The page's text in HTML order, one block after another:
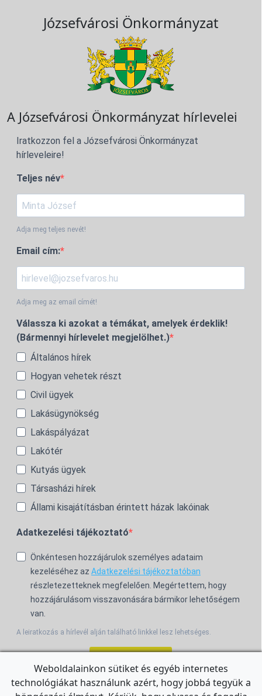
Józsefvárosi Önkormányzat
A Józsefvárosi Önkormányzat hírlevelei
Iratkozzon fel a Józsefvárosi Önkormányzat
hírleveleire!
Teljes név
Adja meg teljes nevét!
Email cím:
Adja meg az email címét!
Válassza ki azokat a témákat, amelyek érdeklik!
(Bármennyi hírlevelet megjelölhet.)
Általános hírek
Hogyan vehetek részt
Civil ügyek
Lakásügynökség
Lakáspályázat
Lakótér
Kutyás ügyek
Társasházi hírek
Állami kisajátításban érintett házak lakóinak
Adatkezelési tájékoztató
Önkéntesen hozzájárulok személyes adataim
kezeléséhez az Adatkezelési tájékoztatóban
részletezetteknek megfelelően. Megértettem, hogy
hozzájárulásom visszavonására bármikor lehetőségem
van.
A leiratkozás a hírlevél alján található linkkel lesz lehetséges.
For the English Newsletter, clickHERE.
Weboldalainkon sütiket és egyéb internetes
technológiákat használunk azért, hogy jobbá tegyük a